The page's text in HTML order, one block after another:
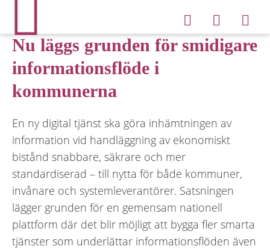
Nu läggs grunden för smidigare
informationsflöde i
kommunerna
En ny digital tjänst ska göra inhämtningen av
information vid handläggning av ekonomiskt
bistånd snabbare, säkrare och mer
standardiserad – till nytta för både kommuner,
invånare och systemleverantörer. Satsningen
lägger grunden för en gemensam nationell
plattform där det blir möjligt att bygga fler smarta
tjänster som underlättar informationsflöden även